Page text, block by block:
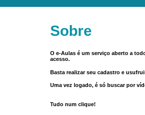
Sobre
O e-Aulas é um serviço aberto a
acesso.
Basta realizar seu cadastro e
Uma vez logado, é só buscar por
Tudo num clique!